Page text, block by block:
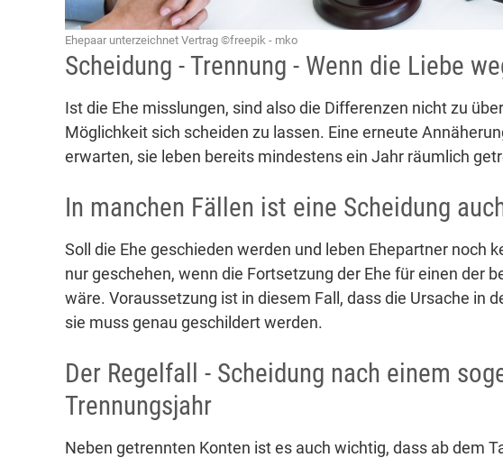
Ehepaar unterzeichnet Vertrag ©freepik - mko
Scheidung - Trennung - Wenn die Liebe
Ist die Ehe misslungen, sind also die Differenzen nicht zu
Möglichkeit sich scheiden zu lassen. Eine erneute
erwarten, sie leben bereits mindestens ein Jahr räumlich
In manchen Fällen ist eine Scheidung
Soll die Ehe geschieden werden und leben Ehepartner noch
nur geschehen, wenn die Fortsetzung der Ehe für einen der
wäre. Voraussetzung ist in diesem Fall, dass die Ursache in
sie muss genau geschildert werden.
Der Regelfall - Scheidung nach einem
Trennungsjahr
Neben getrennten Konten ist es auch wichtig, dass ab dem